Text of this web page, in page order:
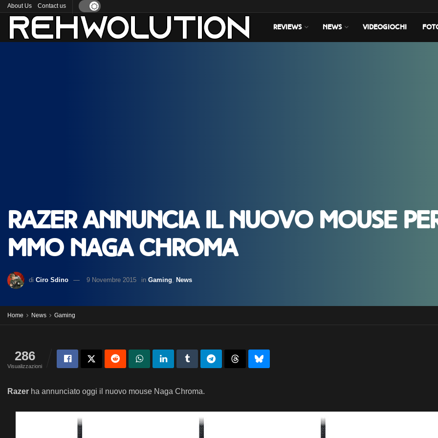
About Us Contact us
REVIEWS NEWS VIDEOGIOCHI
Razer annuncia il nuovo mouse
MMO Naga Chroma
di Ciro Sdino 9 Novembre 2015 in Gaming News
Home News Gaming
286
Visualizzazioni
Razer ha annunciato oggi il nuovo mouse Naga Chroma.